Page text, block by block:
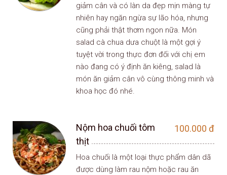
giảm cân và có làn da đẹp mịn màng tự
nhiên hay ngăn ngừa sự lão hóa, nhưng
cũng phải thật thơm ngon nữa. Món
salad cà chua dưa chuột là một gợi ý
tuyệt vời trong thực đơn đối với chị em
nào đang có ý định ăn kiêng, salad là
món ăn giảm cân vô cùng thông minh và
khoa học đó nhé.
100.000 đ
Nộm hoa chuối tôm
thịt
Hoa chuối là một loại thực phẩm dân dã
được dùng làm rau nộm hoặc rau ăn